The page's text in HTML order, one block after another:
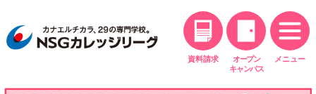
資料請求
オープン
キャンパス
メニュー
オススメ
社会人の方へ